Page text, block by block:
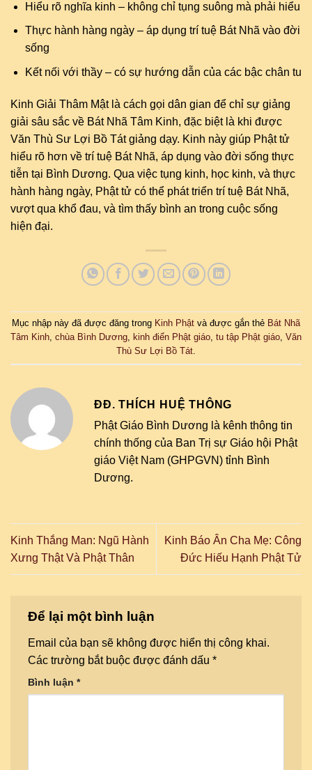
Hiểu rõ nghĩa kinh – không chỉ tụng suông mà phải hiểu
Thực hành hàng ngày – áp dụng trí tuệ Bát Nhã vào đời
sống
Kết nối với thầy – có sự hướng dẫn của các bậc chân tu
Kinh Giải Thâm Mật là cách gọi dân gian để chỉ sự giảng
giải sâu sắc về Bát Nhã Tâm Kinh, đặc biệt là khi được
Văn Thù Sư Lợi Bồ Tát giảng dạy. Kinh này giúp Phật tử
hiểu rõ hơn về trí tuệ Bát Nhã, áp dụng vào đời sống thực
tiễn tại Bình Dương. Qua việc tụng kinh, học kinh, và thực
hành hàng ngày, Phật tử có thể phát triển trí tuệ Bát Nhã,
vượt qua khổ đau, và tìm thấy bình an trong cuộc sống
hiện đại.
Mục nhập này đã được đăng trong Kinh Phật và được gắn thẻ Bát Nhã
Tâm Kinh, chùa Bình Dương, kinh điển Phật giáo, tu tập Phật giáo, Văn
Thù Sư Lợi Bồ Tát.
ĐĐ. THÍCH HUỆ THÔNG
Phật Giáo Bình Dương là kênh thông tin
chính thống của Ban Trị sự Giáo hội Phật
giáo Việt Nam (GHPGVN) tỉnh Bình
Dương.
Kinh Thắng Man: Ngũ Hành
Xưng Thật Và Phật Thân
Kinh Báo Ân Cha Mẹ: Công
Đức Hiếu Hạnh Phật Tử
Để lại một bình luận
Email của bạn sẽ không được hiển thị công khai.
Các trường bắt buộc được đánh dấu *
Bình luận *